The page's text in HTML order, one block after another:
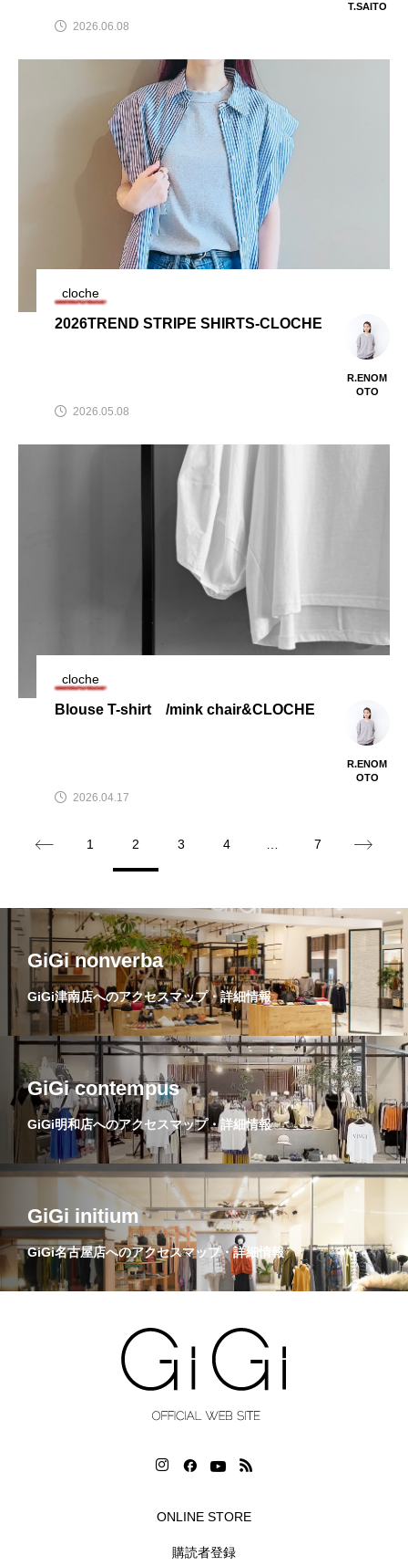
T.SAITO
2026.06.08
cloche
2026TREND STRIPE SHIRTS-CLOCHE
R.ENOM
OTO
2026.05.08
cloche
Blouse T-shirt /mink chair&CLOCHE
R.ENOM
OTO
2026.04.17
1 2 3 4 7
GiGi nonverba
GiGi津南店へのアクセスマップ・詳細情報
GiGi contempus
GiGi明和店へのアクセスマップ・詳細情報
GiGi initium
GiGi名古屋店へのアクセスマップ・詳細情報
ONLINE STORE
購読者登録